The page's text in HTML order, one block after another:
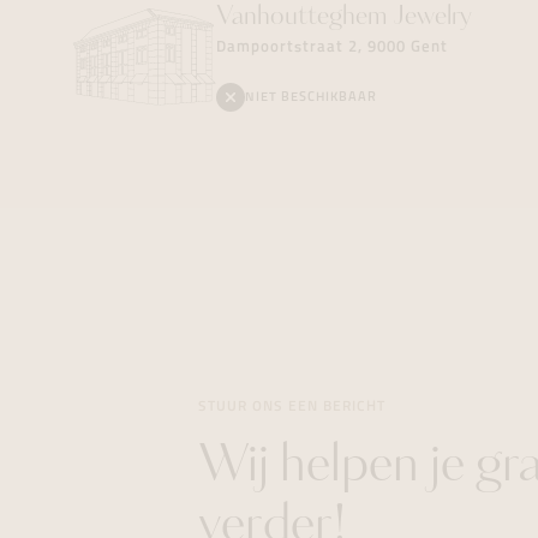
Vanhoutteghem Jewelry
Dampoortstraat 2, 9000 Gent
NIET BESCHIKBAAR
Wij helpen je